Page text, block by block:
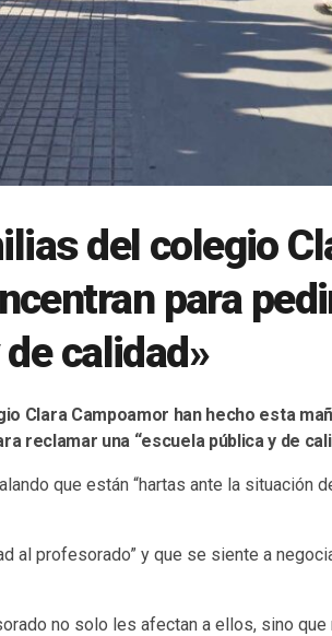
del colegio
para
calidad»
Clara Campoamor han hecho esta
reclamar una “escuela pública y de
que están “hartas ante la situación
al profesorado” y que se siente a
no solo les afectan a ellos, sino que